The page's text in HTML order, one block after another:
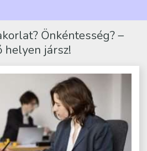
Önkéntesség? –
helyen jársz!